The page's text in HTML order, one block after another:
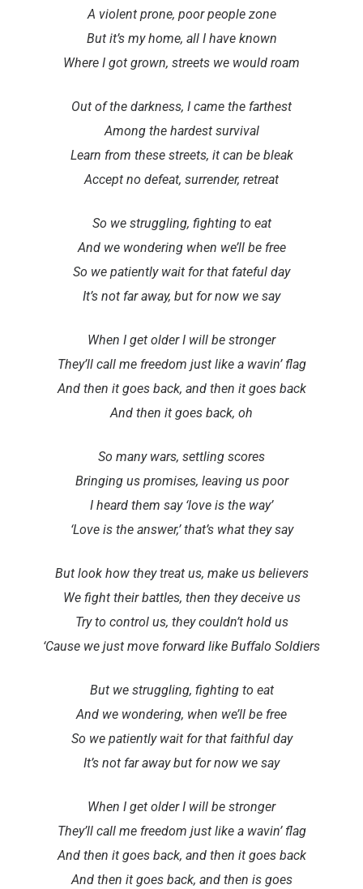
A violent prone, poor people zone
But it’s my home, all I have known
Where I got grown, streets we would roam
Out of the darkness, I came the farthest
Among the hardest survival
Learn from these streets, it can be bleak
Accept no defeat, surrender, retreat
So we struggling, fighting to eat
And we wondering when we’ll be free
So we patiently wait for that fateful day
It’s not far away, but for now we say
When I get older I will be stronger
They’ll call me freedom just like a wavin’ flag
And then it goes back, and then it goes back
And then it goes back, oh
So many wars, settling scores
Bringing us promises, leaving us poor
I heard them say ‘love is the way’
‘Love is the answer,’ that’s what they say
But look how they treat us, make us believers
We fight their battles, then they deceive us
Try to control us, they couldn’t hold us
‘Cause we just move forward like Buffalo Soldiers
But we struggling, fighting to eat
And we wondering, when we’ll be free
So we patiently wait for that faithful day
It’s not far away but for now we say
When I get older I will be stronger
They’ll call me freedom just like a wavin’ flag
And then it goes back, and then it goes back
And then it goes back, and then is goes